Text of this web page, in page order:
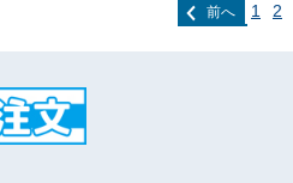
前へ 1 2